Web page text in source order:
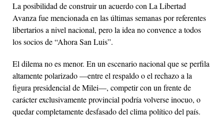
La posibilidad de construir un acuerdo con La Libertad
Avanza fue mencionada en las últimas semanas por referentes
libertarios a nivel nacional, pero la idea no convence a todos
los socios de “Ahora San Luis”.
El dilema no es menor. En un escenario nacional que se perfila
altamente polarizado —entre el respaldo o el rechazo a la
figura presidencial de Milei—, competir con un frente de
carácter exclusivamente provincial podría volverse inocuo, o
quedar completamente desfasado del clima político del país.